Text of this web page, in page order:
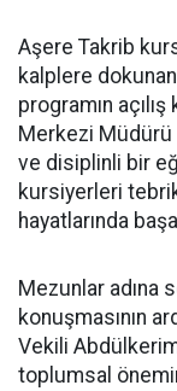
Aşere Takrib
kalplere
programın
Merkezi Müdürü
ve disiplinli bir
kursiyerleri
hayatlarında
Mezunlar adına
konuşmasının
Vekili
toplumsal